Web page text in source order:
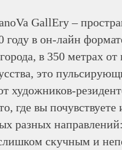
GallEry –
году в он-лайн
в 350 метрах
это
художников-
где вы
разных
скучным и